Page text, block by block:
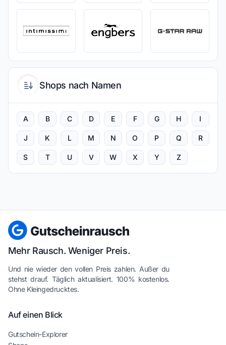
Shops nach Namen
A B C D E F G H I
J K L M N O P Q R
S T U V W X Y Z
Mehr Rausch. Weniger Preis.
Und nie wieder den vollen Preis zahlen. Außer du
stehst drauf. Täglich aktualisiert. 100% kostenlos.
Ohne Kleingedrucktes.
Auf einen Blick
Gutschein-Explorer